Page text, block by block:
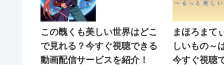
この醜くも美しい世界はどこ
で見れる？今すぐ視聴できる
動画配信サービスを紹介！
まほろまて
しいもの～
今すぐ視聴